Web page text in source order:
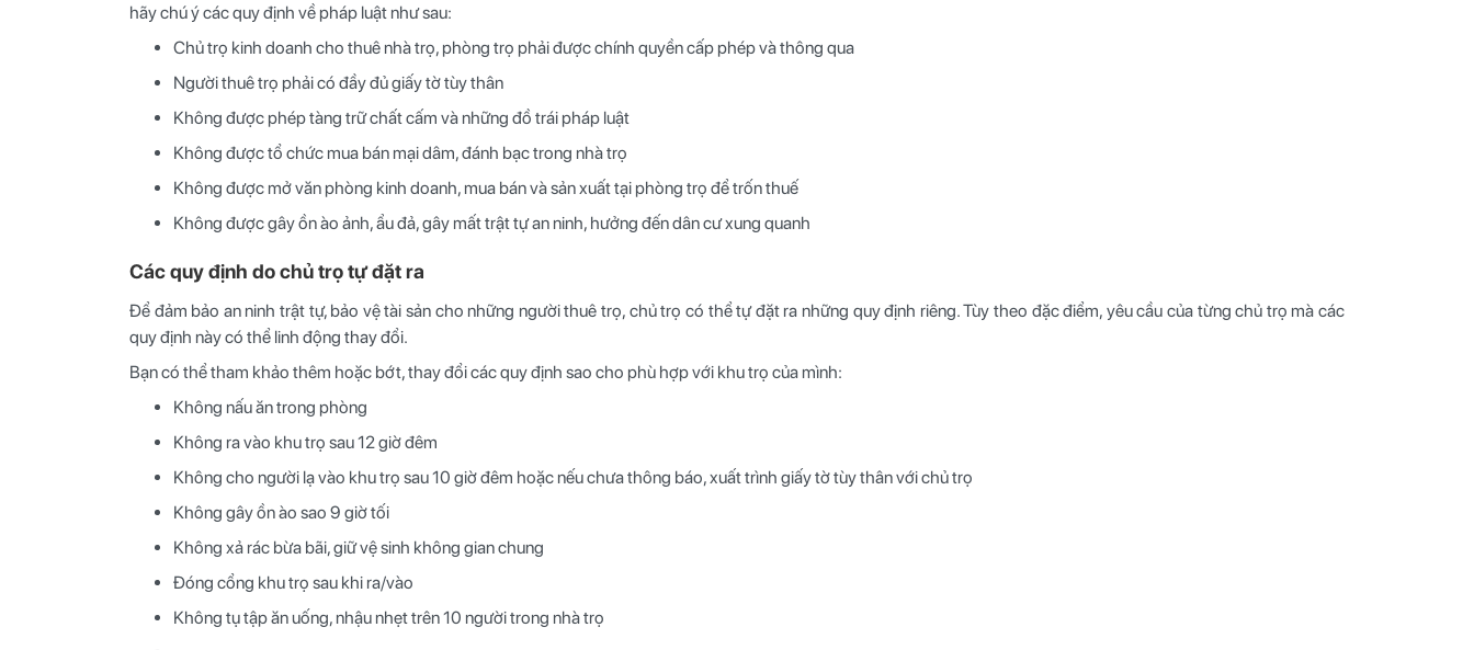
hãy chú ý các quy định về pháp luật như sau:
Chủ trọ kinh doanh cho thuê nhà trọ, phòng trọ phải được chính quyền cấp phép và thông qua
Người thuê trọ phải có đầy đủ giấy tờ tùy thân
Không được phép tàng trữ chất cấm và những đồ trái pháp luật
Không được tổ chức mua bán mại dâm, đánh bạc trong nhà trọ
Không được mở văn phòng kinh doanh, mua bán và sản xuất tại phòng trọ để trốn thuế
Không được gây ồn ào ảnh, ẩu đả, gây mất trật tự an ninh, hưởng đến dân cư xung quanh
Các quy định do chủ trọ tự đặt ra
Để đảm bảo an ninh trật tự, bảo vệ tài sản cho những người thuê trọ, chủ trọ có thể tự đặt ra những quy định riêng. Tùy theo đặc điểm, yêu cầu của từng chủ trọ mà các
quy định này có thể linh động thay đổi.
Bạn có thể tham khảo thêm hoặc bớt, thay đổi các quy định sao cho phù hợp với khu trọ của mình:
Không nấu ăn trong phòng
Không ra vào khu trọ sau 12 giờ đêm
Không cho người lạ vào khu trọ sau 10 giờ đêm hoặc nếu chưa thông báo, xuất trình giấy tờ tùy thân với chủ trọ
Không gây ồn ào sao 9 giờ tối
Không xả rác bừa bãi, giữ vệ sinh không gian chung
Đóng cổng khu trọ sau khi ra/vào
Không tụ tập ăn uống, nhậu nhẹt trên 10 người trong nhà trọ